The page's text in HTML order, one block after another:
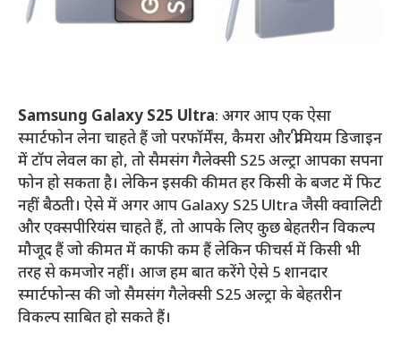
Samsung Galaxy S25 Ultra: अगर आप एक ऐसा
स्मार्टफोन लेना चाहते हैं जो परफॉर्मेंस, कैमरा और प्रीमियम डिजाइन
में टॉप लेवल का हो, तो सैमसंग गैलेक्सी S25 अल्ट्रा आपका सपना
फोन हो सकता है। लेकिन इसकी कीमत हर किसी के बजट में फिट
नहीं बैठती। ऐसे में अगर आप Galaxy S25 Ultra जैसी क्वालिटी
और एक्सपीरियंस चाहते हैं, तो आपके लिए कुछ बेहतरीन विकल्प
मौजूद हैं जो कीमत में काफी कम हैं लेकिन फीचर्स में किसी भी
तरह से कमजोर नहीं। आज हम बात करेंगे ऐसे 5 शानदार
स्मार्टफोन्स की जो सैमसंग गैलेक्सी S25 अल्ट्रा के बेहतरीन
विकल्प साबित हो सकते हैं।